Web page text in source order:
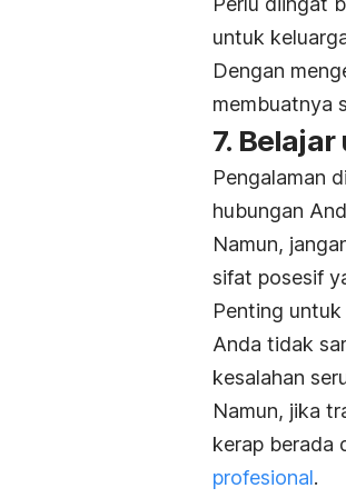
untuk
Dengan
membuatnya
7.
Pengalaman
hubungan
Namun,
sifat posesif
Penting
Anda tidak
kesalahan
Namun, jika
kerap berada
profesional.